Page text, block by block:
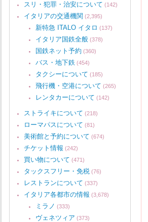
スリ・犯罪・治安について (142)
イタリアの交通機関 (2,395)
新特急 ITALO イタロ (137)
イタリア国鉄全般 (378)
国鉄ネット予約 (360)
バス・地下鉄 (454)
タクシーについて (185)
飛行機・空港について (265)
レンタカーについて (142)
ストライキについて (218)
ローマパスについて (81)
美術館と予約について (674)
チケット情報 (242)
買い物について (471)
タックスフリー・免税 (76)
レストランについて (337)
イタリア各都市の情報 (3,678)
ミラノ (333)
ヴェネツィア (373)